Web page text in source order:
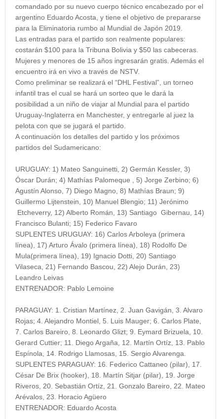
comandado por su nuevo cuerpo técnico encabezado por el
argentino Eduardo Acosta, y tiene el objetivo de prepararse
para la Eliminatoria rumbo al Mundial de Japón 2019.
Las entradas para el partido son realmente populares:
costarán $100 para la Tribuna Bolivia y $50 las cabeceras.
Mujeres y menores de 15 años ingresarán gratis. Además el
encuentro irá en vivo a través de NSTV.
Como preliminar se realizará el “DHL Festival”, un torneo
infantil tras el cual se hará un sorteo que le dará la
posibilidad a un niño de viajar al Mundial para el partido
Uruguay-Inglaterra en Manchester, y entregarle al juez la
pelota con que se jugará el partido.
A continuación los detalles del partido y los próximos
partidos del Sudamericano:
URUGUAY: 1) Mateo Sanguinetti, 2) Germán Kessler, 3)
Óscar Durán; 4) Mathías Palomeque , 5) Jorge Zerbino; 6)
Agustín Alonso, 7) Diego Magno, 8) Mathías Braun; 9)
Guillermo Lijtenstein, 10) Manuel Blengio; 11) Jerónimo
Etcheverry, 12) Alberto Román, 13) Santiago Gibernau, 14)
Francisco Bulanti; 15) Federico Favaro
SUPLENTES URUGUAY: 16) Carlos Arboleya (primera
línea), 17) Arturo Ávalo (primera línea), 18) Rodolfo De
Mula(primera línea), 19) Ignacio Dotti, 20) Santiago
Vilaseca, 21) Fernando Bascou, 22) Alejo Durán, 23)
Leandro Leivas
ENTRENADOR: Pablo Lemoine
PARAGUAY: 1. Cristian Martínez, 2. Juan Gavigán, 3. Alvaro
Rojas; 4. Alejandro Montiel, 5. Luis Mauger; 6. Carlos Plate,
7. Carlos Bareiro, 8. Leonardo Glizt; 9. Eymard Brizuela, 10.
Gerard Cuttier; 11. Diego Argaña, 12. Martín Ortíz, 13. Pablo
Espínola, 14. Rodrigo Llamosas, 15. Sergio Alvarenga.
SUPLENTES PARAGUAY: 16. Federico Cattaneo (pilar), 17.
César De Brix (hooker), 18. Martín Sitjar (pilar), 19. Jorge
Riveros, 20. Sebastián Ortíz, 21. Gonzalo Bareiro, 22. Mateo
Arévalos, 23. Horacio Agüero
ENTRENADOR: Eduardo Acosta